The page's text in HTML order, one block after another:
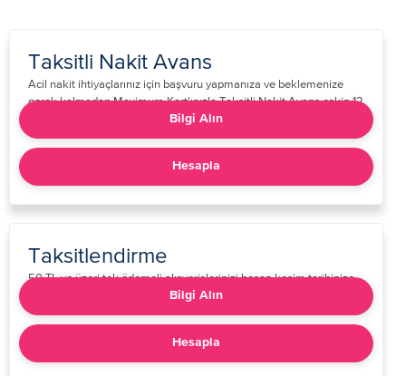
Taksitli Nakit Avans
​​​Acil nakit ihtiyaçlarınız için başvuru yapmanıza ve beklemenize
gerek kalmadan Maximum Kart'ınızla Taksitli Nakit Avans çekip 12
aya varan taksitlerle kolayca ödeyebilirsiniz!​​
Bilgi Alın
Hesapla
Taksitlendirme
​​​50 TL ve üzeri tek ödemeli alışverişlerinizi hesap kesim tarihinize
kadar 3 veya 6 taksite bölebilirsiniz.​​​​
Bilgi Alın
Hesapla